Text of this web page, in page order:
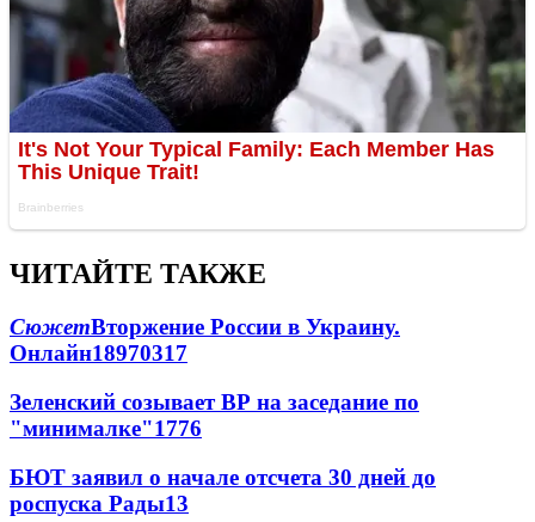
ЧИТАЙТЕ ТАКЖЕ
СюжетВторжение России в Украину.
Онлайн18970317
Зеленский созывает ВР на заседание по
"минималке"1776
БЮТ заявил о начале отсчета 30 дней до
роспуска Рады13